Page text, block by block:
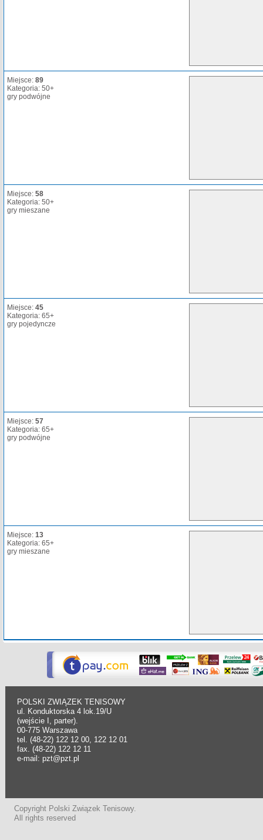
Miejsce: 89
Kategoria: 50+
gry podwójne
Miejsce: 58
Kategoria: 50+
gry mieszane
Miejsce: 45
Kategoria: 65+
gry pojedyncze
Miejsce: 57
Kategoria: 65+
gry podwójne
Miejsce: 13
Kategoria: 65+
gry mieszane
POLSKI ZWIĄZEK TENISOWY
ul. Konduktorska 4 lok.19/U
(wejście I, parter).
00-775 Warszawa
tel. (48-22) 122 12 00, 122 12 01
fax. (48-22) 122 12 11
e-mail: pzt@pzt.pl
Copyright Polski Związek Tenisowy.
All rights reserved